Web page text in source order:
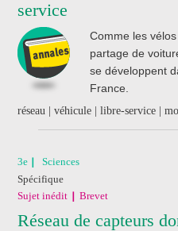
service
Comme les
partage de
se développent
France.
réseau | véhicule | libre-service |
3e
Sciences
Spécifique
Sujet inédit
Brevet
Réseau de capteurs